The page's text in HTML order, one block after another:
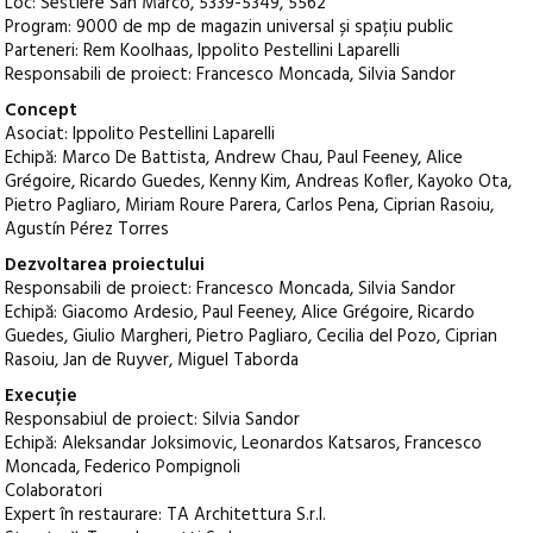
Program: 9000 de mp de magazin universal și spațiu public
Parteneri: Rem Koolhaas, Ippolito Pestellini Laparelli
Responsabili de proiect: Francesco Moncada, Silvia Sandor
Concept
Asociat: Ippolito Pestellini Laparelli
Echipă: Marco De Battista, Andrew Chau, Paul Feeney, Alice
Grégoire, Ricardo Guedes, Kenny Kim, Andreas Kofler, Kayoko Ota,
Pietro Pagliaro, Miriam Roure Parera, Carlos Pena, Ciprian Rasoiu,
Agustín Pérez Torres
Dezvoltarea proiectului
Responsabili de proiect: Francesco Moncada, Silvia Sandor
Echipă: Giacomo Ardesio, Paul Feeney, Alice Grégoire, Ricardo
Guedes, Giulio Margheri, Pietro Pagliaro, Cecilia del Pozo, Ciprian
Rasoiu, Jan de Ruyver, Miguel Taborda
Execuție
Responsabiul de proiect: Silvia Sandor
Echipă: Aleksandar Joksimovic, Leonardos Katsaros, Francesco
Moncada, Federico Pompignoli
Colaboratori
Expert în restaurare: TA Architettura S.r.l.